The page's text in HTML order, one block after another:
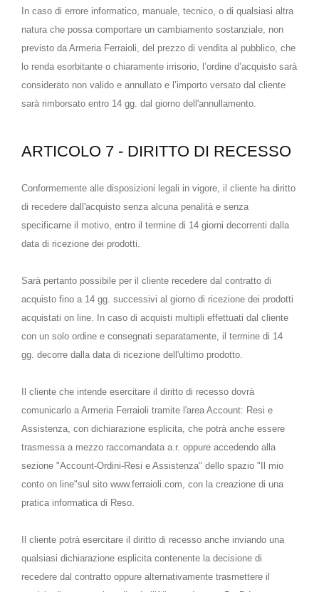
In caso di errore informatico, manuale, tecnico, o di qualsiasi altra
natura che possa comportare un cambiamento sostanziale, non
previsto da Armeria Ferraioli, del prezzo di vendita al pubblico, che
lo renda esorbitante o chiaramente irrisorio, l’ordine d’acquisto sarà
considerato non valido e annullato e l’importo versato dal cliente
sarà rimborsato entro 14 gg. dal giorno dell'annullamento.
ARTICOLO 7 - DIRITTO DI RECESSO
Conformemente alle disposizioni legali in vigore, il cliente ha diritto
di recedere dall'acquisto senza alcuna penalità e senza
specificarne il motivo, entro il termine di 14 giorni decorrenti dalla
data di ricezione dei prodotti.
Sarà pertanto possibile per il cliente recedere dal contratto di
acquisto fino a 14 gg. successivi al giorno di ricezione dei prodotti
acquistati on line. In caso di acquisti multipli effettuati dal cliente
con un solo ordine e consegnati separatamente, il termine di 14
gg. decorre dalla data di ricezione dell'ultimo prodotto.
Il cliente che intende esercitare il diritto di recesso dovrà
comunicarlo a Armeria Ferraioli tramite l'area Account: Resi e
Assistenza, con dichiarazione esplicita, che potrà anche essere
trasmessa a mezzo raccomandata a.r. oppure accedendo alla
sezione "Account-Ordini-Resi e Assistenza" dello spazio "Il mio
conto on line"sul sito www.ferraioli.com, con la creazione di una
pratica informatica di Reso.
Il cliente potrà esercitare il diritto di recesso anche inviando una
qualsiasi dichiarazione esplicita contenente la decisione di
recedere dal contratto oppure alternativamente trasmettere il